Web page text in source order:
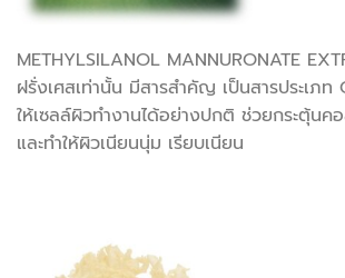
METHYLSILANOL MANNURONATE
ฝรั่งเศสเท่านั้น มีสารสำคัญ เป็นสารประเ
ให้เซลล์ผิวทำงานได้อย่างปกติ ช่วยกระตุ้น
และทำให้ผิวเนียนนุ่ม เรียบเนียน